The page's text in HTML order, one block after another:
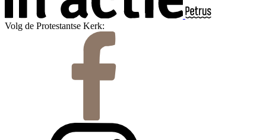
Volg de Protestantse Kerk: